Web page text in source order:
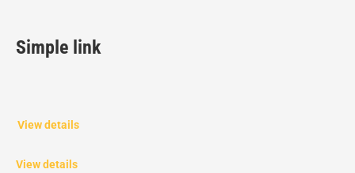
Simple link
View details
View details